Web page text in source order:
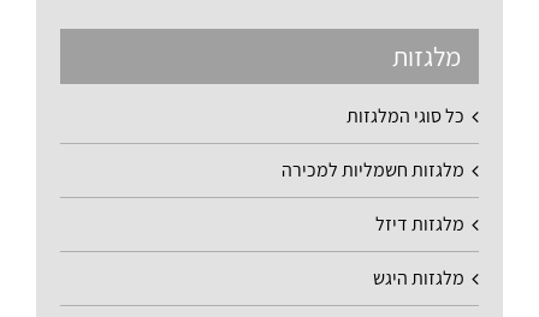
מלגזות
כל סוגי המלגזות
מלגזות חשמליות למכירה
מלגזות דיזל
מלגזות היגש